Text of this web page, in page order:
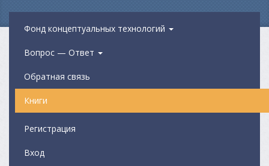
Фонд концептуальных технологий
Вопрос — Ответ
Обратная связь
Книги
Регистрация
Вход